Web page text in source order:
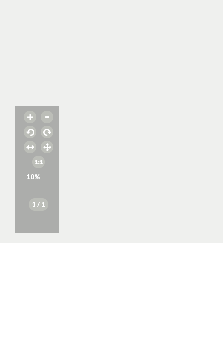
10%
1 / 1